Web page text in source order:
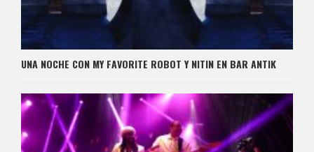
UNA NOCHE CON MY FAVORITE ROBOT Y NITIN EN BAR ANTIK